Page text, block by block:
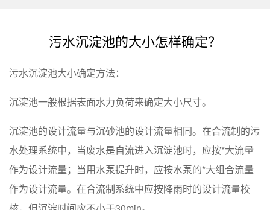
污水沉淀池的大小怎样确定？
污水沉淀池大小确定方法：
沉淀池一般根据表面水力负荷来确定大小尺寸。
沉淀池的设计流量与沉砂池的设计流量相同。在合流制的污
水处理系统中，当废水是自流进入沉淀池时，应按*大流量
作为设计流量；当用水泵提升时，应按水泵的*大组合流量
作为设计流量。在合流制系统中应按降雨时的设计流量校